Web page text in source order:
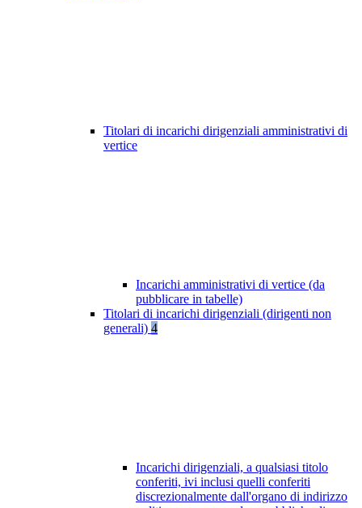
Titolari di incarichi dirigenziali amministrativi di
vertice
Incarichi amministrativi di vertice (da
pubblicare in tabelle)
Titolari di incarichi dirigenziali (dirigenti non
generali) 4
Incarichi dirigenziali, a qualsiasi titolo
conferiti, ivi inclusi quelli conferiti
discrezionalmente dall'organo di indirizzo